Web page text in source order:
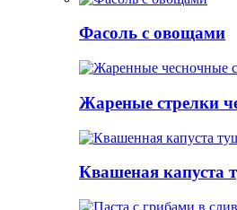
Фасоль с овощами
Жареные стрелки
Квашеная капуста